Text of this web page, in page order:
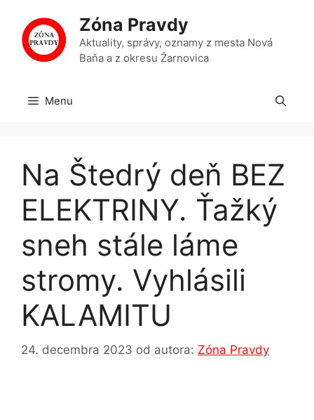
obsah
Zóna Pravdy
Aktuality, správy, oznamy z mesta Nová
Baňa a z okresu Žarnovica
Menu
Na Štedrý deň BEZ
ELEKTRINY. Ťažký
sneh stále láme
stromy. Vyhlásili
KALAMITU
24. decembra 2023 od autora: Zóna Pravdy